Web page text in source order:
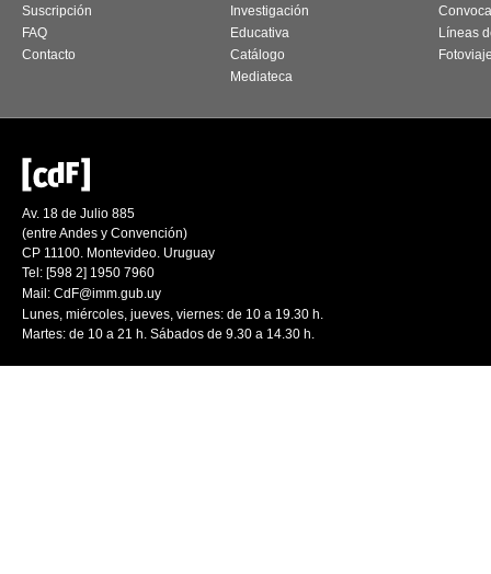
Suscripción
FAQ
Contacto
Investigación
Educativa
Catálogo
Mediateca
Líneas
Av. 18 de Julio 885
(entre Andes y Convención)
CP 11100. Montevideo. Uruguay
Tel: [598 2] 1950 7960
Mail: CdF@imm.gub.uy
Lunes, miércoles, jueves, viernes: de 10 a 19.30 h.
Martes: de 10 a 21 h. Sábados de 9.30 a 14.30 h.